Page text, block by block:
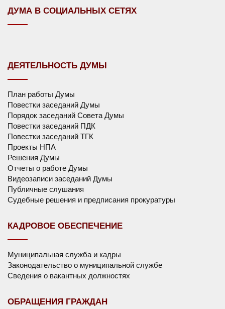
ДУМА В СОЦИАЛЬНЫХ СЕТЯХ
ДЕЯТЕЛЬНОСТЬ ДУМЫ
План работы Думы
Повестки заседаний Думы
Порядок заседаний Совета Думы
Повестки заседаний ПДК
Повестки заседаний ТГК
Проекты НПА
Решения Думы
Отчеты о работе Думы
Видеозаписи заседаний Думы
Публичные слушания
Судебные решения и предписания прокуратуры
КАДРОВОЕ ОБЕСПЕЧЕНИЕ
Муниципальная служба и кадры
Законодательство о муниципальной службе
Сведения о вакантных должностях
ОБРАЩЕНИЯ ГРАЖДАН